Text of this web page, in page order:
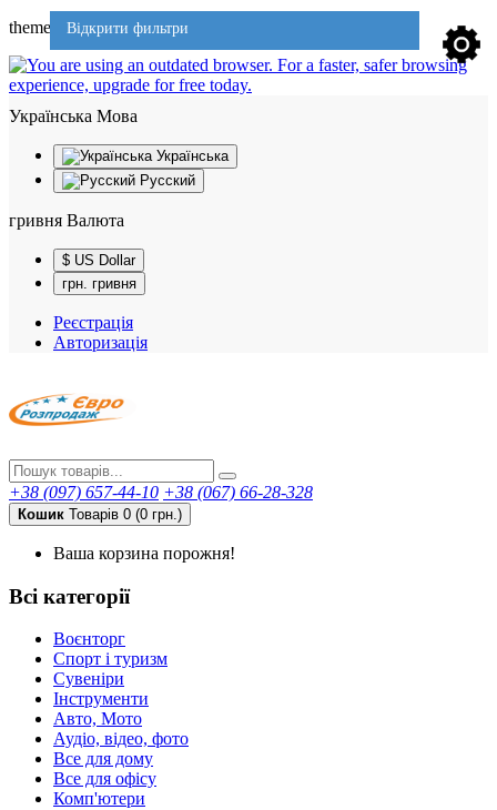
Відкрити фильтри
theme701
Українська Мова
Українська
Русский
гривня Валюта
$ US Dollar
грн. гривня
Реєстрація
Авторизація
+38 (097) 657-44-10 +38 (067) 66-28-328
Кошик Товарів 0 (0 грн.)
Ваша корзина порожня!
Всі категорії
Воєнторг
Спорт і туризм
Сувеніри
Інструменти
Авто, Мото
Аудіо, відео, фото
Все для дому
Все для офісу
Комп'ютери